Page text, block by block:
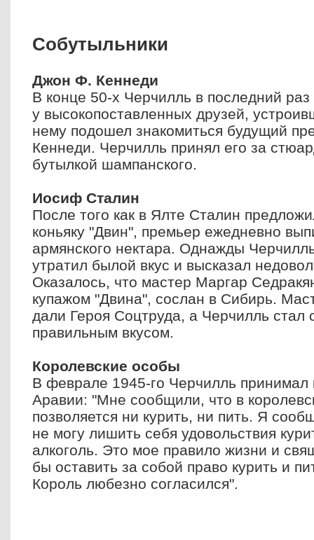
Собутыльники
Джон Ф. Кеннеди
В конце 50-х Черчилль в последний
у высокопоставленных друзей,
нему подошел знакомиться будущий
Кеннеди. Черчилль принял его за
бутылкой шампанского.
Иосиф Сталин
После того как в Ялте Сталин
коньяку "Двин", премьер ежедневно
армянского нектара. Однажды
утратил былой вкус и высказал
Оказалось, что мастер Маргар
купажом "Двина", сослан в Сибирь.
дали Героя Соцтруда, а Черчилль стал
правильным вкусом.
Королевские особы
В феврале 1945-го Черчилль принимал
Аравии: "Мне сообщили, что в
позволяется ни курить, ни пить. Я
не могу лишить себя удовольствия
алкоголь. Это мое правило жизни и
бы оставить за собой право курить и
Король любезно согласился".